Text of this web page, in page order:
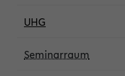
UHG
Seminarraum